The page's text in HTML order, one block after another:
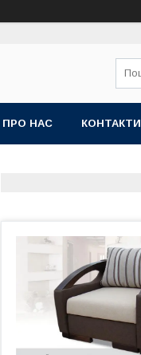
ПРО НАС КОНТАКТИ